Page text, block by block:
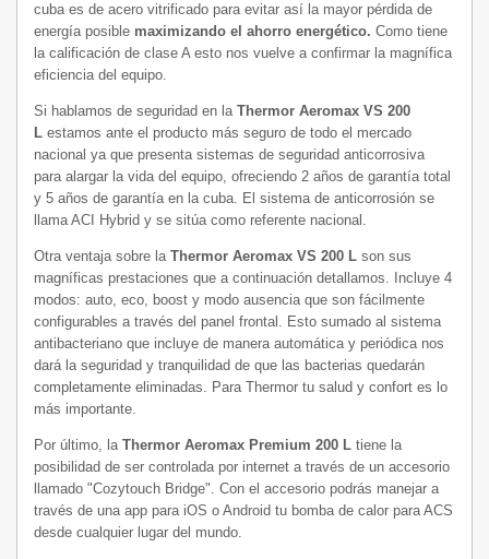
cuba es de acero vitrificado para evitar así la mayor pérdida de
energía posible maximizando el ahorro energético. Como tiene
la calificación de clase A esto nos vuelve a confirmar la magnífica
eficiencia del equipo.
Si hablamos de seguridad en la Thermor Aeromax VS 200
L estamos ante el producto más seguro de todo el mercado
nacional ya que presenta sistemas de seguridad anticorrosiva
para alargar la vida del equipo, ofreciendo 2 años de garantía total
y 5 años de garantía en la cuba. El sistema de anticorrosión se
llama ACI Hybrid y se sitúa como referente nacional.
Otra ventaja sobre la Thermor Aeromax VS 200 L son sus
magníficas prestaciones que a continuación detallamos. Incluye 4
modos: auto, eco, boost y modo ausencia que son fácilmente
configurables a través del panel frontal. Esto sumado al sistema
antibacteriano que incluye de manera automática y periódica nos
dará la seguridad y tranquilidad de que las bacterias quedarán
completamente eliminadas. Para Thermor tu salud y confort es lo
más importante.
Por último, la Thermor Aeromax Premium 200 L tiene la
posibilidad de ser controlada por internet a través de un accesorio
llamado "Cozytouch Bridge". Con el accesorio podrás manejar a
través de una app para iOS o Android tu bomba de calor para ACS
desde cualquier lugar del mundo.